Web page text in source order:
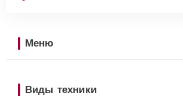
Меню
Виды техники